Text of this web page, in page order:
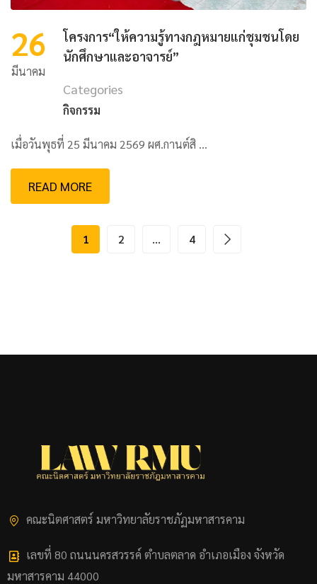
26
มีนาคม
โครงการ“ให้ความรู้ทางกฎหมายแก่ชุมชนโดย
นักศึกษาและอาจารย์”
Categories
กิจกรรม
เมื่อวันพุธที่ 25 มีนาคม 2569 ผศ.กานต์สิ …
READ MORE
1 2 … 4
คณะนิตศาสตร์ มหาวิทยาลัยราชภัฏมหาสารคาม
เลขที่ 80 ถนนนครสวรรค์ ตำบลตลาด อำเภอเมือง จังหวัด
มหาสารคาม 44000